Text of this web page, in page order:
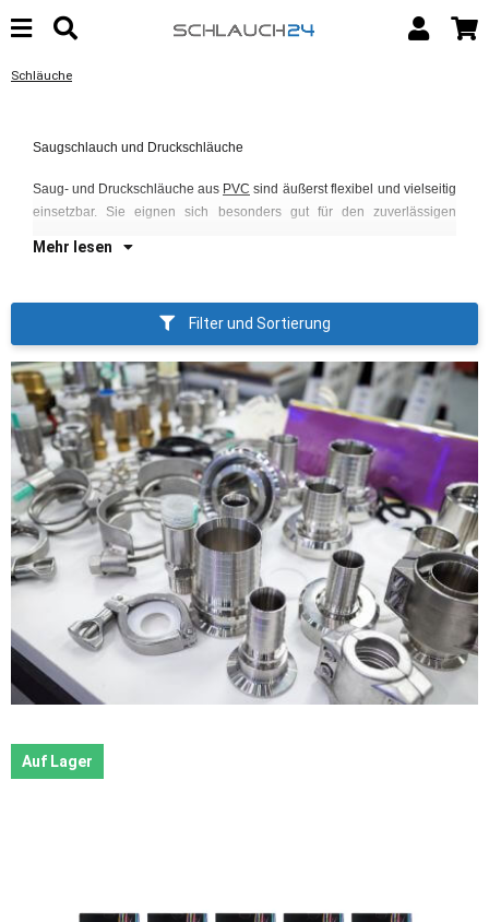
Schläuche
Saugschlauch und Druckschläuche
Saug- und Druckschläuche aus PVC sind äußerst flexibel und vielseitig
einsetzbar. Sie eignen sich besonders gut für den zuverlässigen
Mehr lesen
Filter und Sortierung
Auf Lager